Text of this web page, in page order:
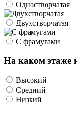
Одностворчатая
Двухстворчатая
С фрамугами
На каком этаже
Высокий
Средний
Низкий